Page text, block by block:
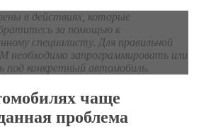
в действиях, которые
за помощью к
специалисту. Для правильной
необходимо запрограммировать или
под конкретный автомобиль.
чаще
проблема